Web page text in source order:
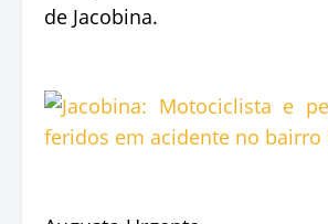
de Jacobina.